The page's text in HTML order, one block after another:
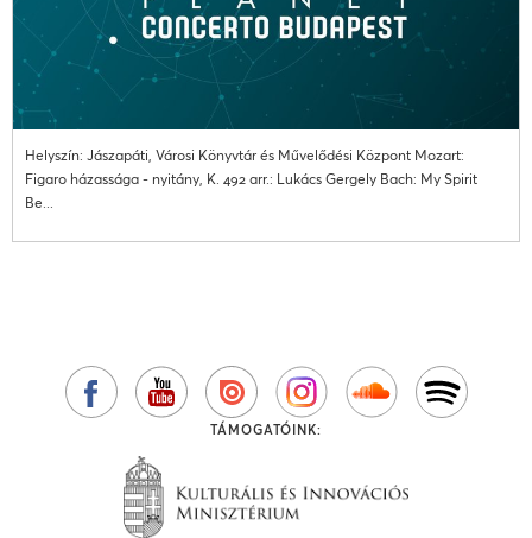
Helyszín: Jászapáti, Városi Könyvtár és Művelődési Központ Mozart:
Figaro házassága - nyitány, K. 492 arr.: Lukács Gergely Bach: My Spirit
Be...
TÁMOGATÓINK: